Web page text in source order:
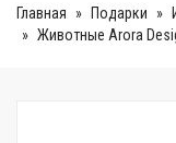
Главная Подарки
Животные Arora